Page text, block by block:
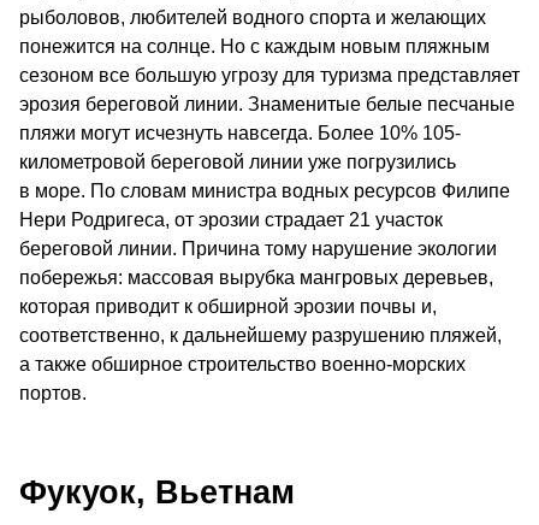
рыболовов, любителей водного спорта и желающих
понежится на солнце. Но с каждым новым пляжным
сезоном все большую угрозу для туризма представляет
эрозия береговой линии. Знаменитые белые песчаные
пляжи могут исчезнуть навсегда. Более 10% 105-
километровой береговой линии уже погрузились
в море. По словам министра водных ресурсов Филипе
Нери Родригеса, от эрозии страдает 21 участок
береговой линии. Причина тому нарушение экологии
побережья: массовая вырубка мангровых деревьев,
которая приводит к обширной эрозии почвы и,
соответственно, к дальнейшему разрушению пляжей,
а также обширное строительство военно-морских
портов.
Фукуок, Вьетнам